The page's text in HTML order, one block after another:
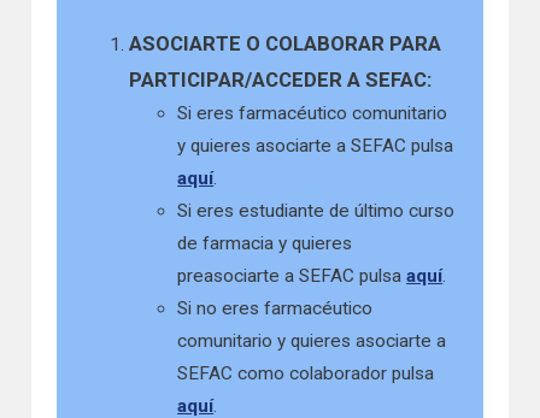
ASOCIARTE O COLABORAR PARA
PARTICIPAR/ACCEDER A SEFAC:
Si eres farmacéutico comunitario
y quieres asociarte a SEFAC pulsa
aquí.
Si eres estudiante de último curso
de farmacia y quieres
preasociarte a SEFAC pulsaaquí.
Si no eres farmacéutico
comunitario y quieres asociarte a
SEFAC como colaborador pulsa
aquí.